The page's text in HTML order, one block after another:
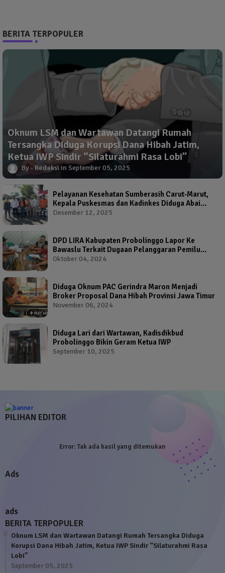
BERITA TERPOPULER
Oknum LSM dan Wartawan Datangi Rumah
Tersangka Diduga Korupsi Dana Hibah Jatim,
Ketua IWP Sindir “Silaturahmi Rasa Lobi”
Redaksi September 05, 2025
Pelayanan Kesehatan Sumberasih Carut-Marut,
Kepala Puskesmas dan Kadinkes Diduga Abai
Warga Jadi Korban
Desember 12, 2025
DPD LIRA Kabupaten Probolinggo Lapor Ke
Bawaslu Terkait Dugaan Pelanggaran Pemilu
Oleh Salah Satu Calon Wakil Bupati Probolinggo
Oktober 04, 2024
Diduga Oknum PAC Gerindra Maron Menjadi
Broker Proposal Dana Hibah Provinsi Jawa Timur
November 06, 2024
Diduga Lari dari Wartawan, Kadisdikbud
Probolinggo Bikin Geram Ketua IWP
September 10, 2025
PILIHAN EDITOR
Error:Tak ada hasil yang ditemukan
Ads
ads
BERITA TERPOPULER
Oknum LSM dan Wartawan Datangi Rumah Tersangka Diduga
Korupsi Dana Hibah Jatim, Ketua IWP Sindir “Silaturahmi Rasa
Lobi”
September 05, 2025